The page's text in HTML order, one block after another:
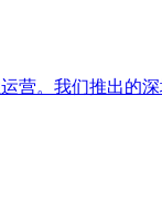
。我们推出的